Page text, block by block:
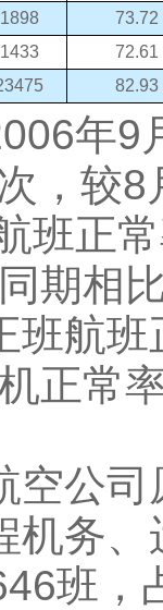
1898
73.72
1433
72.61
82.93
年9
，较8
班正
期相
班航班
正常
空公司
机务、
班，